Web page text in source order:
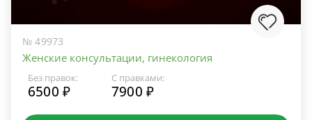
№ 49973
Женские консультации, гинекология
Без правок:
6500 ₽
С правками:
7900 ₽